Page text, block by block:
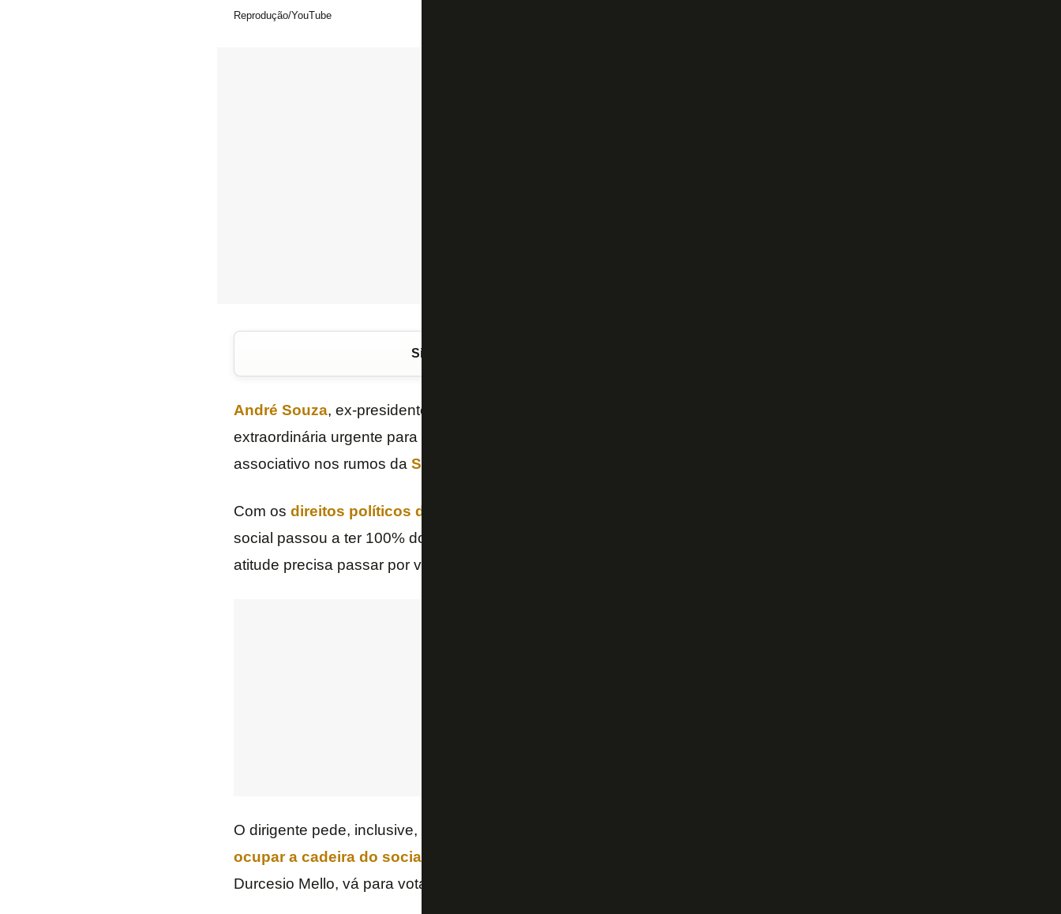
Reprodução/YouTube
Siga o FogãoNET
André Souza, ex-presidente do
extraordinária urgente para que o
associativo nos rumos da SAF
Com os direitos políticos da Eagle Bidco/Ares suspensos pela Justiça
social passou a ter 100% do poder de decisão. André Souza defende que qualquer
atitude precisa passar por votação do Conselho Deliberativo.
O dirigente pede, inclusive, que a
ocupar a cadeira do social no Conselho de Administração da SAF
Durcesio Mello, vá para votação.